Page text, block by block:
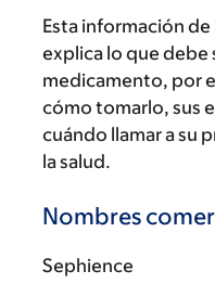
Esta información
explica lo que debe
medicamento, por
cómo tomarlo, sus
cuándo llamar a su
la salud.
Nombres
Sephience